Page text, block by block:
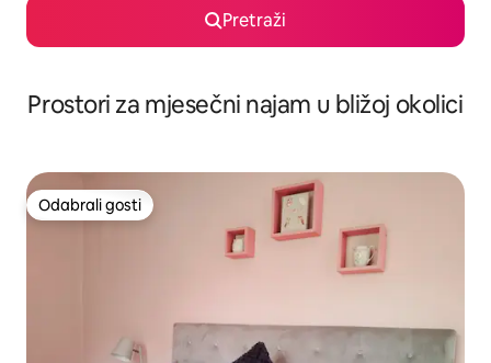
Pretraži
Prostori za mjesečni najam u bližoj okolici
Odabrali gosti
Odabrali gosti